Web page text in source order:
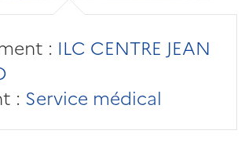
: ILC CENTRE JEAN
: Service médical